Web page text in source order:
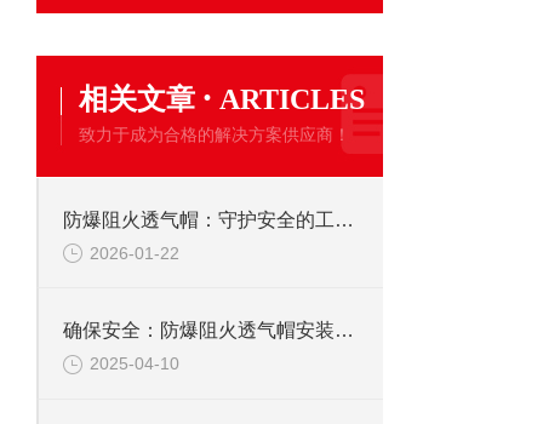
相关文章 · ARTICLES
致力于成为合格的解决方案供应商！
防爆阻火透气帽：守护安全的工业卫士
2026-01-22
确保安全：防爆阻火透气帽安装的实践与建议
2025-04-10